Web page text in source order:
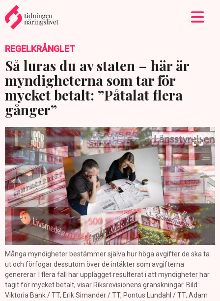
REGELKRÅNGLET
Så luras du av staten – här är
myndigheterna som tar för
mycket betalt: ”Påtalat flera
gånger”
Många myndigheter bestämmer själva hur höga avgifter de ska ta
ut och förfogar dessutom över de intäkter som avgifterna
genererar. I flera fall har upplägget resulterat i att myndigheter har
tagit för mycket betalt, visar Riksrevisionens granskningar. Bild:
Viktoria Bank / TT, Erik Simander / TT, Pontus Lundahl / TT, Adam